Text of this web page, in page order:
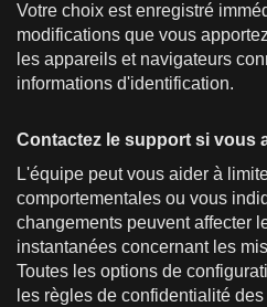
Votre choix est enregistré
modifications que vous
les appareils et navigateurs
informations d'identification.
Contactez le support si vous
L'équipe peut vous aider à
comportementales ou vous
changements peuvent affecter
instantanées concernant les
Toutes les options de
les règles de confidentialité